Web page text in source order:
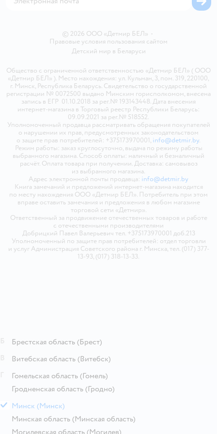
© 2026 ООО «Детмир БЕЛ» •
Правовые условия пользования сайтом
Детский мир в Беларуси
Общество с ограниченной ответственностью «Детмир БЕЛ» ( ООО
«Детмир БЕЛ» ). Место нахождения: ул. Кульман, 3, пом. 319, 220100,
г. Минск, Республика Беларусь. Свидетельство о государственной
регистрации № 0072500 выдано Минским горисполкомом, внесена
запись в ЕГР 01.10.2018 за рег.№ 193143448. Дата внесения
интернет-магазина в Торговый реестр Республики Беларусь:
09.09.2021 за рег.№ 518552.
Уполномоченный продавца рассматривать обращения покупателей
о нарушении их прав, предусмотренных законодательством
о защите прав потребителей: +375173970001, info@detmir.by.
Режим работы: заказ круглосуточно, выдача по режиму работы
выбранного магазина. Способ оплаты: наличный и безналичный
расчёт. Оплата товара при получении. Доставка: самовывоз
из выбранного магазина.
Адрес электронной почты продавца: info@detmir.by
Книга замечаний и предложений интернет-магазина находится
по месту нахождения ООО «Детмир БЕЛ». Потребитель при этом
вправе оставить замечания и предложения в любом магазине
торговой сети «Детмир».
Ответственный за продвижение отечественных товаров и работе
с отечественными производителями
Добрицкий Павел Валерьевич тел. +375173970001 доб.213
Уполномоченный по защите прав потребителей: отдел торговли
и услуг Администрация Советского района г. Минска, тел. (017) 377-
13-93, (017) 318-13-33.
Брестская область (Брест)
Витебская область (Витебск)
Гомельская область (Гомель)
Гродненская область (Гродно)
М Минск (Минск)
Минская область (Минская область)
Могилевская область (Могилев)